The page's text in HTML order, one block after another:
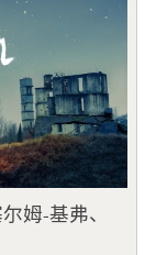
姆-基弗、